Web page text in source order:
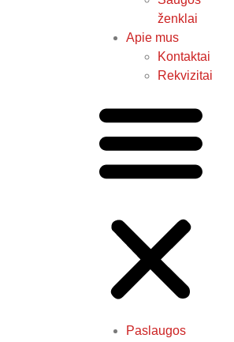
ženklai
Apie mus
Kontaktai
Rekvizitai
Paslaugos